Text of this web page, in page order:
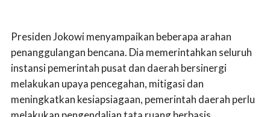
Presiden Jokowi menyampaikan beberapa arahan
penanggulangan bencana. Dia memerintahkan seluruh
instansi pemerintah pusat dan daerah bersinergi
melakukan upaya pencegahan, mitigasi dan
meningkatkan kesiapsiagaan, pemerintah daerah perlu